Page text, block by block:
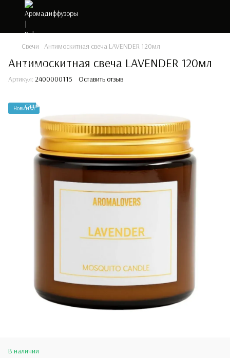
Свечи Антимоскитная свеча LAVENDER 120мл
Антимоскитная свеча LAVENDER 120мл
Артикул: 2400000115 Оставить отзыв
Новинка
В наличии